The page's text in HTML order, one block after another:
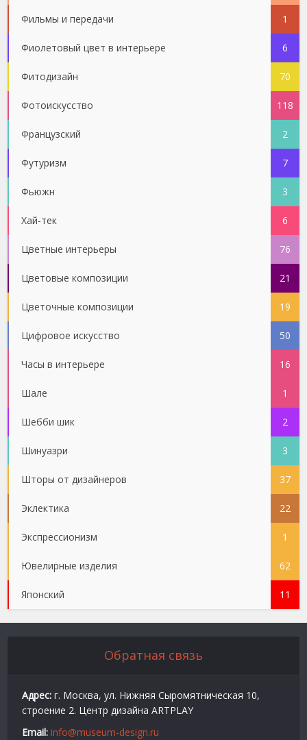
Фильмы и передачи 1
Фиолетовый цвет в интерьере 6
Фитодизайн 70
Фотоискусство 118
Французский 2
Футуризм 7
Фьюжн 3
Хай-тек 6
Цветные интерьеры 76
Цветовые композиции 21
Цветочные композиции 19
Цифровое искусство 50
Часы в интерьере 16
Шале 1
Шебби шик 2
Шинуазри 3
Шторы от дизайнеров 37
Эклектика 22
Экспрессионизм 1
Ювелирные изделия 62
Японский 11
Обратная связь
Адрес: г. Москва, ул. Нижняя Сыромятническая 10,
строение 2. Центр дизайна ARTPLAY
Email: info@museum-design.ru